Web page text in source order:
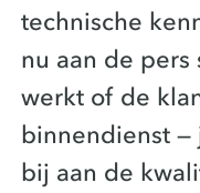
technische
nu aan de
werkt of de
binnendienst
bij aan de